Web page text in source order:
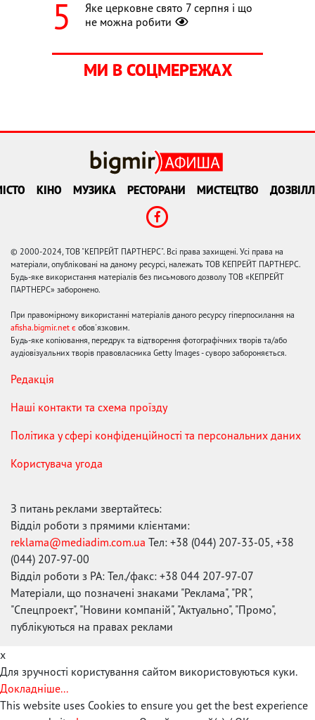
Яке церковне свято 7 серпня і що
не можна робити
МИ В СОЦМЕРЕЖАХ
КІНО МУЗИКА РЕСТОРАНИ МИСТЕЦТВО
© 2000-2024, ТОВ "КЕПРЕЙТ ПАРТНЕРС". Всі права захищені. Усі права на
матеріали, опубліковані на даному ресурсі, належать ТОВ КЕПРЕЙТ ПАРТНЕРС.
Будь-яке використання матеріалів без письмового дозволу ТОВ «КЕПРЕЙТ
ПАРТНЕРС» заборонено.
При правомірному використанні матеріалів даного ресурсу гіперпосилання на
afisha.bigmir.net є обов'язковим.
Будь-яке копіювання, передрук та відтворення фотографічних творів та/або
аудіовізуальних творів правовласника Getty Images - суворо забороняється.
Редакція
Наші контакти та схема проїзду
Політика у сфері конфіденційності та персональних даних
Користувача угода
З питань реклами звертайтесь:
Відділ роботи з прямими клієнтами:
reklama@mediadim.com.ua Тел: +38 (044) 207-33-05, +38
(044) 207-97-00
Відділ роботи з РА: Тел./факс: +38 044 207-97-07
Матеріали, що позначені знаками "Реклама", "PR",
"Спецпроект", "Новини компаній", "Актуально", "Промо",
публікуються на правах реклами
x
Для зручності користування сайтом використовуються куки.
Докладніше...
This website uses Cookies to ensure you get the best experience